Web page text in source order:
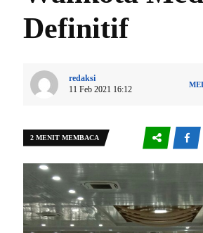
Definitif
redaksi
11 Feb 2021 16:12
2 MENIT MEMBACA